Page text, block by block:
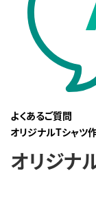
よくあるご質問
オリジナルTシャツ
オリジナ